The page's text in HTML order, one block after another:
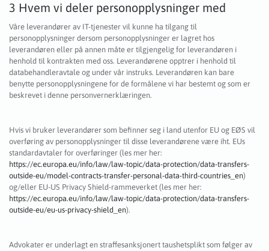
3 Hvem vi deler personopplysninger med
Våre leverandører av IT-tjenester vil kunne ha tilgang til
personopplysninger dersom personopplysninger er lagret hos
leverandøren eller på annen måte er tilgjengelig for leverandøren i
henhold til kontrakten med oss. Leverandørene opptrer i henhold til
databehandleravtale og under vår instruks. Leverandøren kan bare
benytte personopplysningene for de formålene vi har bestemt og som er
beskrevet i denne personvernerklæringen.
Hvis vi bruker leverandører som befinner seg i land utenfor EU og EØS vil
overføring av personopplysninger til disse leverandørene være iht. EUs
standardavtaler for overføringer (les mer her:
https://ec.europa.eu/info/law/law-topic/data-protection/data-transfers-
outside-eu/model-contracts-transfer-personal-data-third-countries_en)
og/eller EU-US Privacy Shield-rammeverket (les mer her:
https://ec.europa.eu/info/law/law-topic/data-protection/data-transfers-
outside-eu/eu-us-privacy-shield_en).
Advokater er underlagt en straffesanksjonert taushetsplikt som følger av